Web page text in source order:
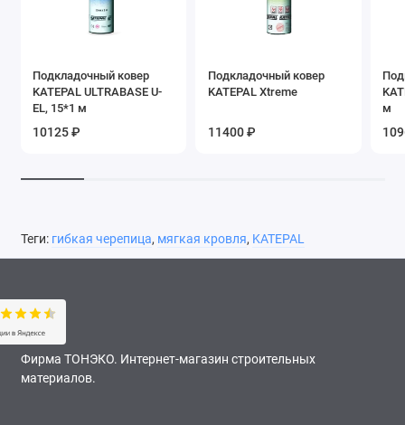
Подкладочный ковер
KATEPAL ULTRABASE U-
EL, 15*1 м
10125 ₽
Подкладочный ковер
KATEPAL Xtreme
11400 ₽
м
Теги: гибкая черепица, мягкая кровля, KATEPAL
Фирма ТОНЭКО. Интернет-магазин строительных
материалов.